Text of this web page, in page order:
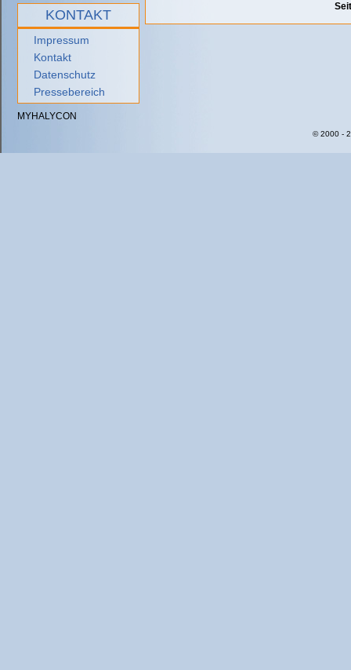
KONTAKT
Impressum
Kontakt
Datenschutz
Pressebereich
MYHALYCON
© 2000 -